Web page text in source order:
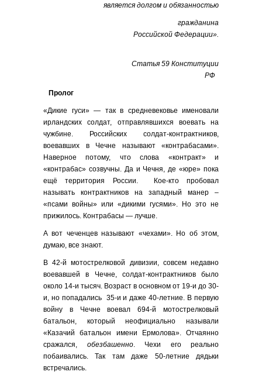
является долгом и обязанностью
гражданина
Российской Федерации».
Статья 59 Конституции
РФ
Пролог
«Дикие гуси» — так в средневековье именовали
ирландских солдат, отправлявшихся воевать на
чужбине. Российских солдат-контрактников,
воевавших в Чечне называют «контрабасами».
Наверное потому, что слова «контракт» и
«контрабас» cозвучны. Да и Чечня, де «юре» пока
ещё территория России. Кое-кто пробовал
называть контрактников на западный манер –
«псами войны» или «дикими гусями». Но это не
прижилось. Контрабасы — лучше.
А вот чеченцев называют «чехами». Но об этом,
думаю, все знают.
В 42-й мотострелковой дивизии, совсем недавно
воевавшей в Чечне, солдат-контрактников было
около 14-и тысяч. Возраст в основном от 19-и до 30-
и, но попадались 35-и и даже 40-летние. В первую
войну в Чечне воевал 694-й мотострелковый
батальон, который неофициально называли
«Казачий батальон имени Ермолова». Отчаянно
сражался, обезбашенно. Чехи его реально
побаивались. Так там даже 50-летние дядьки
встречались.